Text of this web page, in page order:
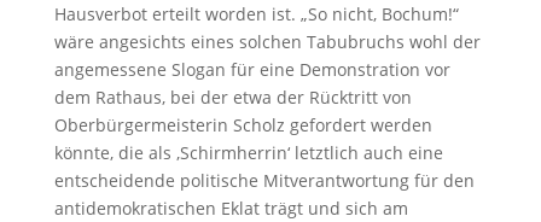
Hausverbot erteilt worden ist. „So nicht, Bochum!“
wäre angesichts eines solchen Tabubruchs wohl der
angemessene Slogan für eine Demonstration vor
dem Rathaus, bei der etwa der Rücktritt von
Oberbürgermeisterin Scholz gefordert werden
könnte, die als ‚Schirmherrin‘ letztlich auch eine
entscheidende politische Mitverantwortung für den
antidemokratischen Eklat trägt und sich am